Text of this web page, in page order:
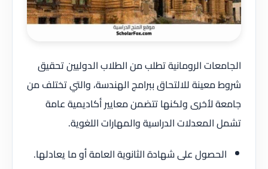
الجامعات الرومانية تطلب من الطلاب الدوليين تحقيق
شروط معينة للالتحاق ببرامج الهندسة، والتي تختلف من
جامعة لأخرى ولكنها تتضمن معايير أكاديمية عامة
تشمل المعدلات الدراسية والمهارات اللغوية.
الحصول على شهادة الثانوية العامة أو ما يعادلها.